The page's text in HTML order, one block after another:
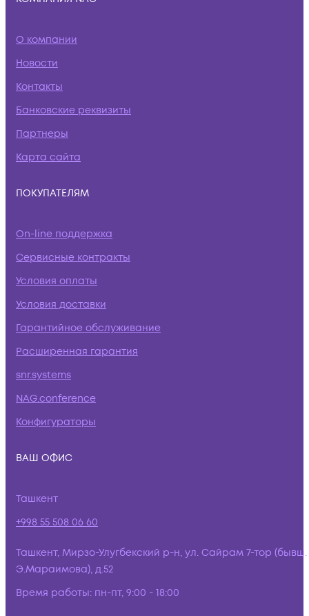
О компании
Новости
Контакты
Банковские реквизиты
Партнеры
Карта сайта
ПОКУПАТЕЛЯМ
On-line поддержка
Сервисные контракты
Условия оплаты
Условия доставки
Гарантийное обслуживание
Расширенная гарантия
snr.systems
NAG.conference
Конфигураторы
ВАШ ОФИС
Ташкент
+998 55 508 06 60
Ташкент, Мирзо-Улугбекский р-н, ул. Сайрам 7-тор (бывш.
Э.Мараимова), д.52
Время работы: пн-пт, 9:00 - 18:00